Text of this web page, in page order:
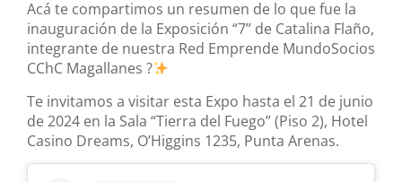
Acá te compartimos un resumen de lo que fue la
inauguración de la Exposición “7” de Catalina Flaño,
integrante de nuestra Red Emprende MundoSocios
CChC Magallanes ?
Te invitamos a visitar esta Expo hasta el 21 de junio
de 2024 en la Sala “Tierra del Fuego” (Piso 2), Hotel
Casino Dreams, O’Higgins 1235, Punta Arenas.